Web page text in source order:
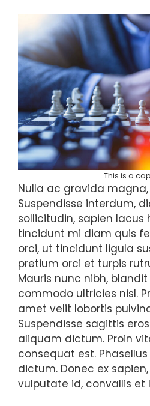
This is a
Nulla ac gravida
Suspendisse interdum,
sollicitudin, sapien lacus
tincidunt mi diam quis
orci, ut tincidunt ligula
pretium orci et turpis
Mauris nunc nibh,
commodo ultricies nisl.
amet velit lobortis
Suspendisse sagittis
aliquam dictum. Proin
consequat est.
dictum. Donec ex
vulputate id, convallis et